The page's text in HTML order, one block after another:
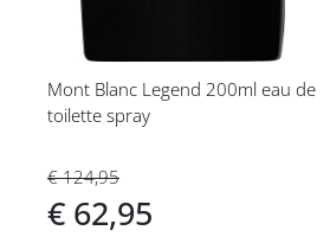
Mont Blanc Legend 200ml eau de
toilette spray
€ 124,95
€ 62,95